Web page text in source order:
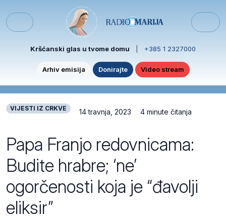
Menu
Kršćanski glas u tvome domu +385 1 2327000
Arhiv emisija Donirajte Video stream
VIJESTI IZ CRKVE 14 travnja, 2023 4 minute čitanja
Papa Franjo redovnicama:
Budite hrabre; ‘ne’
ogorčenosti koja je “đavolji
eliksir”